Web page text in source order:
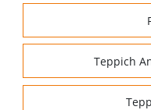
Teppich